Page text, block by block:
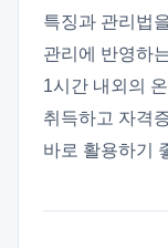
특징과 관리법
관리에 반영하
1시간 내외의
취득하고 자격
바로 활용하기